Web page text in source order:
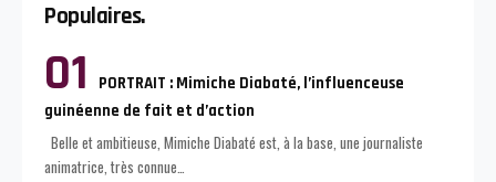
Populaires.
PORTRAIT : Mimiche Diabaté, l’influenceuse
guinéenne de fait et d’action
Belle et ambitieuse, Mimiche Diabaté est, à la base, une journaliste
animatrice, très connue…